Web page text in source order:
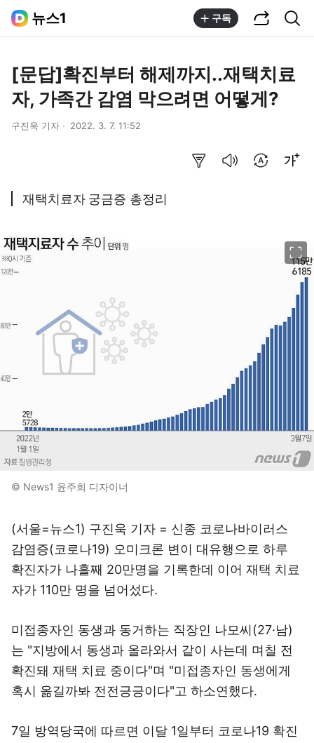
뉴스1 구독
[문답]확진부터 해제까지..재택치료
자, 가족간 감염 막으려면 어떻게?
구진욱 기자 2022. 3. 7. 11:52
재택치료자 궁금증 총정리
© News1 윤주희 디자이너
(서울=뉴스1) 구진욱 기자 = 신종 코로나바이러스
감염증(코로나19) 오미크론 변이 대유행으로 하루
확진자가 나흘째 20만명을 기록한데 이어 재택 치료
자가 110만 명을 넘어섰다.
미접종자인 동생과 동거하는 직장인 나모씨(27·남)
는 "지방에서 동생과 올라와서 같이 사는데 며칠 전
확진돼 재택 치료 중이다"며 "미접종자인 동생에게
혹시 옮길까봐 전전긍긍이다"고 하소연했다.
7일 방역당국에 따르면 이달 1일부터 코로나19 확진